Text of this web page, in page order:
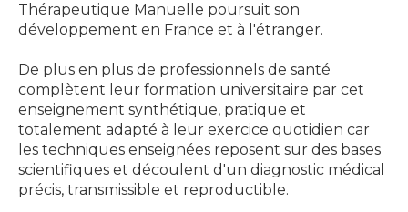
Thérapeutique Manuelle poursuit son
développement en France et à l'étranger.
De plus en plus de professionnels de santé
complètent leur formation universitaire par cet
enseignement synthétique, pratique et
totalement adapté à leur exercice quotidien car
les techniques enseignées reposent sur des bases
scientifiques et découlent d'un diagnostic médical
précis, transmissible et reproductible.